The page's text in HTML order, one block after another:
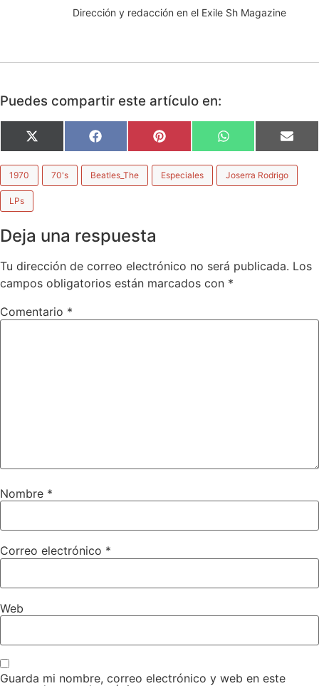
Dirección y redacción en el Exile Sh Magazine
Puedes compartir este artículo en:
X
(Twitter)
Facebook Pinterest WhatsApp
1970 70's Beatles_The Especiales Joserra Rodrigo
LPs
Deja una respuesta
Tu dirección de correo electrónico no será publicada. Los
campos obligatorios están marcados con *
Comentario *
Nombre *
Correo electrónico *
Web
Guarda mi nombre, correo electrónico y web en este